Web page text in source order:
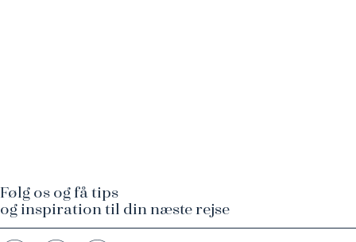
Følg os og få tips
og inspiration til din næste rejse